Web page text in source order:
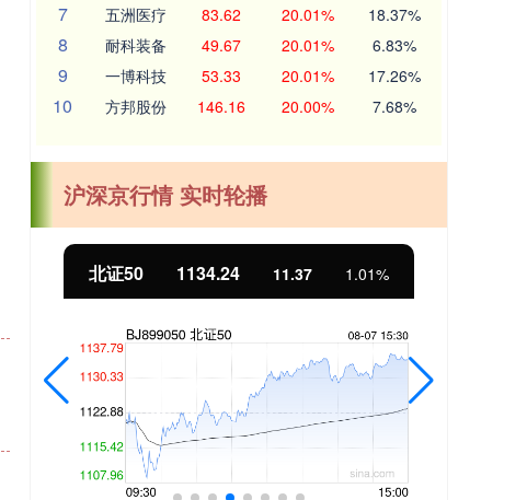
7 五洲医疗 83.62 20.01% 18.37%
8 耐科装备 49.67 20.01% 6.83%
9 一博科技 53.33 20.01% 17.26%
10 方邦股份 146.16 20.00% 7.68%
沪深京行情 实时轮播
北证50 1134.24 11.37 1.01%